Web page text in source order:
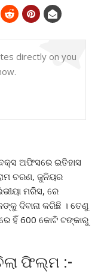
directly on you
ଅଫିସରେ ଇତିହାସ
ଚରଣ, ଜୁନିୟର
ମରିସ, ରେ
ଦିବାନା କରିଛି । ତେଣୁ
ହିଁ 600 କୋଟି ଟଙ୍କାରୁ
ଫିଲ୍ମ :-